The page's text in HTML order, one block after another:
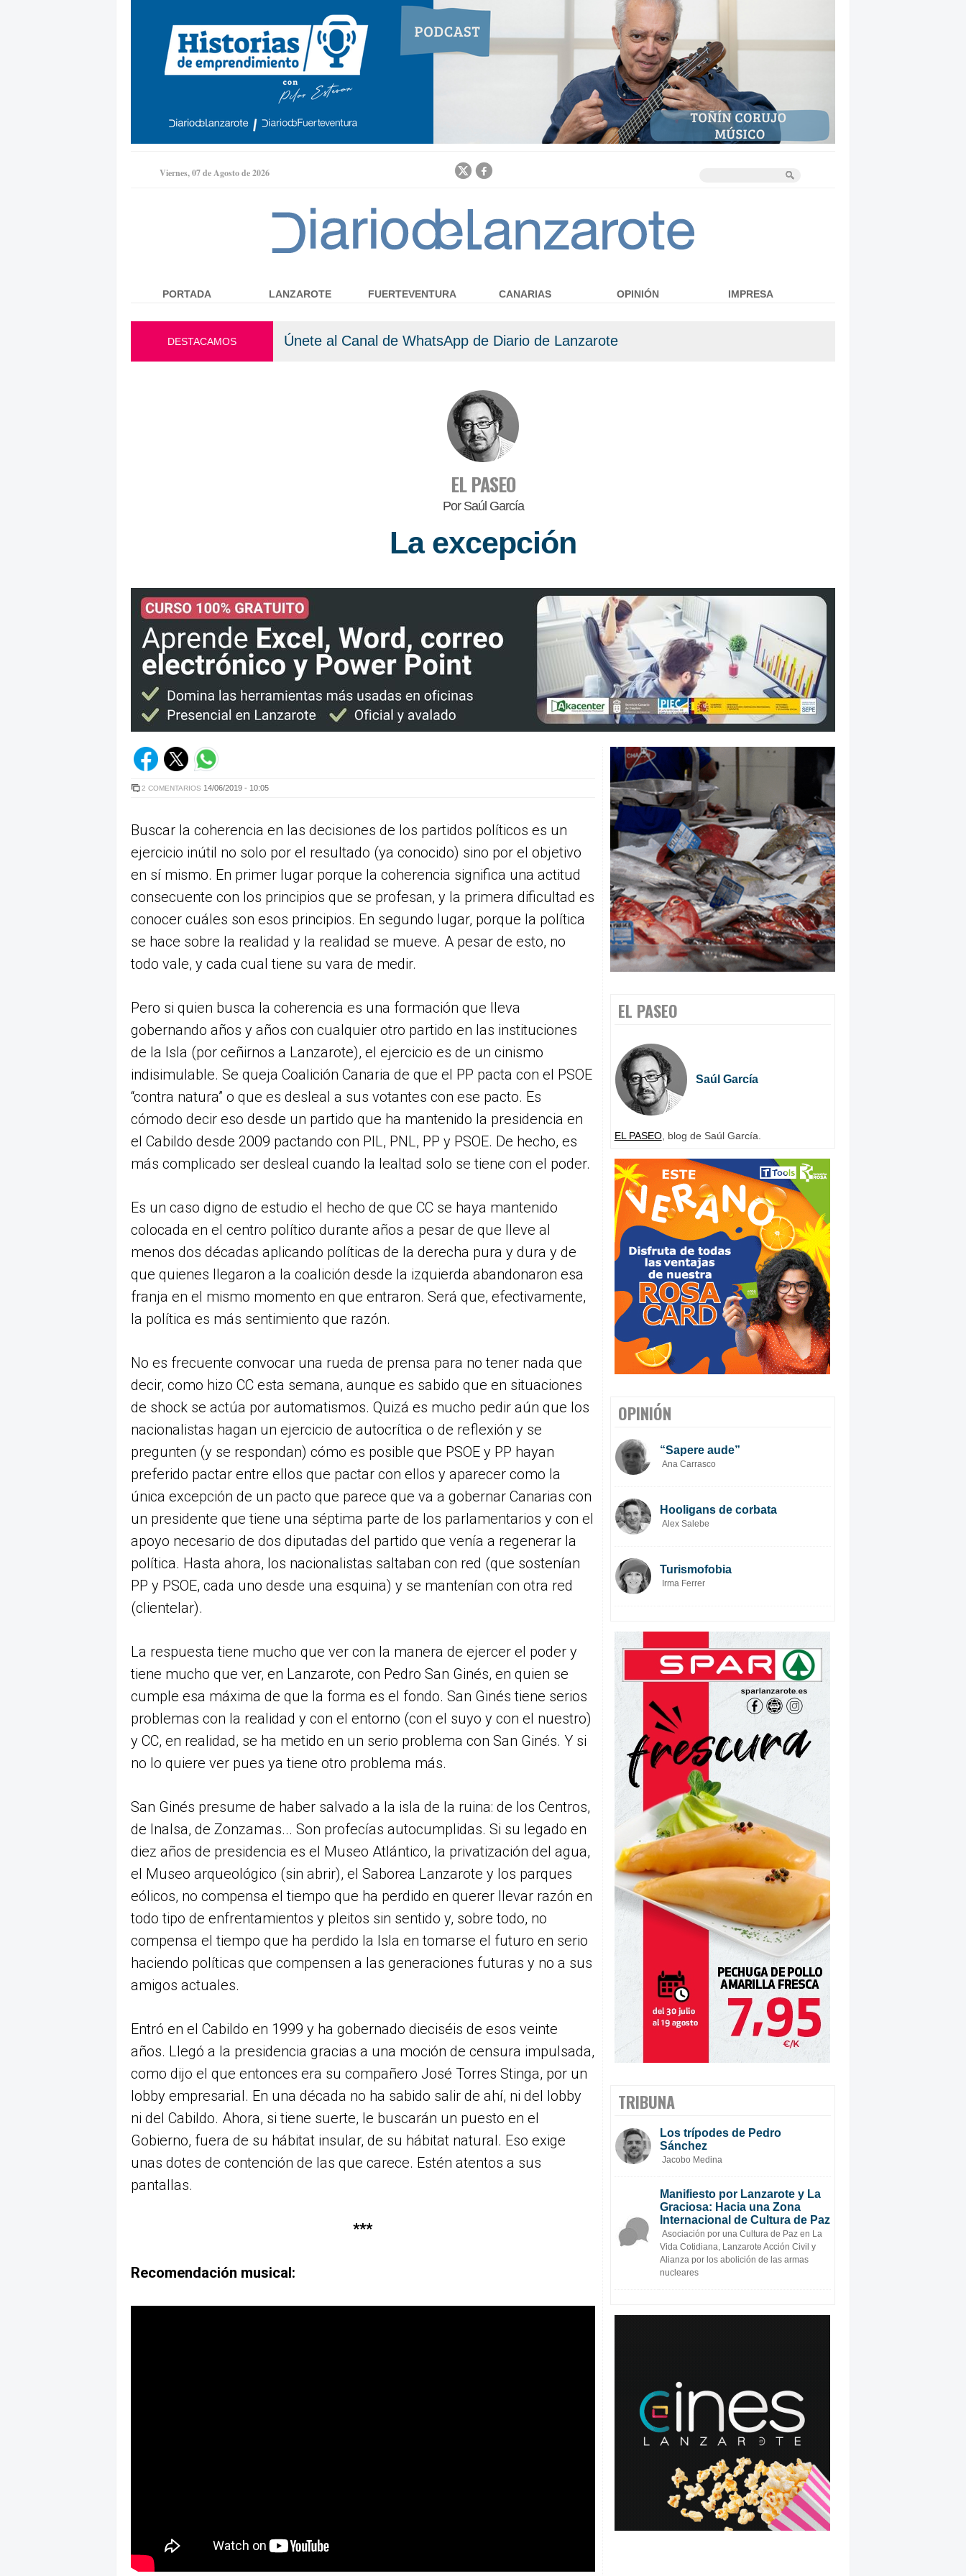
Jump to navigation
Viernes, 07 de Agosto de 2026
DESTACAMOS Únete al Canal de WhatsApp de Diario de Lanzarote
EL PASEO
Por Saúl García
La excepción
2 COMENTARIOS 14/06/2019 - 10:05
Buscar la coherencia en las decisiones de los partidos políticos es un
ejercicio inútil no solo por el resultado (ya conocido) sino por el objetivo
en sí mismo. En primer lugar porque la coherencia significa una actitud
consecuente con los principios que se profesan, y la primera dificultad es
conocer cuáles son esos principios. En segundo lugar, porque la política
se hace sobre la realidad y la realidad se mueve. A pesar de esto, no
todo vale, y cada cual tiene su vara de medir.
Pero si quien busca la coherencia es una formación que lleva
gobernando años y años con cualquier otro partido en las instituciones
de la Isla (por ceñirnos a Lanzarote), el ejercicio es de un cinismo
indisimulable. Se queja Coalición Canaria de que el PP pacta con el PSOE
“contra natura” o que es desleal a sus votantes con ese pacto. Es
cómodo decir eso desde un partido que ha mantenido la presidencia en
el Cabildo desde 2009 pactando con PIL, PNL, PP y PSOE. De hecho, es
más complicado ser desleal cuando la lealtad solo se tiene con el poder.
Es un caso digno de estudio el hecho de que CC se haya mantenido
colocada en el centro político durante años a pesar de que lleve al
menos dos décadas aplicando políticas de la derecha pura y dura y de
que quienes llegaron a la coalición desde la izquierda abandonaron esa
franja en el mismo momento en que entraron. Será que, efectivamente,
la política es más sentimiento que razón.
No es frecuente convocar una rueda de prensa para no tener nada que
decir, como hizo CC esta semana, aunque es sabido que en situaciones
de shock se actúa por automatismos. Quizá es mucho pedir aún que los
nacionalistas hagan un ejercicio de autocrítica o de reflexión y se
pregunten (y se respondan) cómo es posible que PSOE y PP hayan
preferido pactar entre ellos que pactar con ellos y aparecer como la
única excepción de un pacto que parece que va a gobernar Canarias con
un presidente que tiene una séptima parte de los parlamentarios y con el
apoyo necesario de dos diputadas del partido que venía a regenerar la
política. Hasta ahora, los nacionalistas saltaban con red (que sostenían
PP y PSOE, cada uno desde una esquina) y se mantenían con otra red
(clientelar).
La respuesta tiene mucho que ver con la manera de ejercer el poder y
tiene mucho que ver, en Lanzarote, con Pedro San Ginés, en quien se
cumple esa máxima de que la forma es el fondo. San Ginés tiene serios
problemas con la realidad y con el entorno (con el suyo y con el nuestro)
y CC, en realidad, se ha metido en un serio problema con San Ginés. Y si
no lo quiere ver pues ya tiene otro problema más.
San Ginés presume de haber salvado a la isla de la ruina: de los Centros,
de Inalsa, de Zonzamas... Son profecías autocumplidas. Si su legado en
diez años de presidencia es el Museo Atlántico, la privatización del agua,
el Museo arqueológico (sin abrir), el Saborea Lanzarote y los parques
eólicos, no compensa el tiempo que ha perdido en querer llevar razón en
todo tipo de enfrentamientos y pleitos sin sentido y, sobre todo, no
compensa el tiempo que ha perdido la Isla en tomarse el futuro en serio
haciendo políticas que compensen a las generaciones futuras y no a sus
amigos actuales.
Entró en el Cabildo en 1999 y ha gobernado dieciséis de esos veinte
años. Llegó a la presidencia gracias a una moción de censura impulsada,
como dijo el que entonces era su compañero José Torres Stinga, por un
lobby empresarial. En una década no ha sabido salir de ahí, ni del lobby
ni del Cabildo. Ahora, si tiene suerte, le buscarán un puesto en el
Gobierno, fuera de su hábitat insular, de su hábitat natural. Eso exige
unas dotes de contención de las que carece. Estén atentos a sus
pantallas.
***
Recomendación musical:
PORTADA LANZAROTE FUERTEVENTURA CANARIAS OPINIÓN IMPRESA
EL PASEO
Saúl García
EL PASEO, blog de Saúl García.
OPINIÓN
“Sapere aude”
Ana Carrasco
Hooligans de corbata
Alex Salebe
Turismofobia
Irma Ferrer
TRIBUNA
Los trípodes de Pedro
Sánchez
Jacobo Medina
Manifiesto por Lanzarote y La
Graciosa: Hacia una Zona
Internacional de Cultura de Paz
Asociación por una Cultura de Paz en La
Vida Cotidiana, Lanzarote Acción Civil y
Alianza por los abolición de las armas
nucleares